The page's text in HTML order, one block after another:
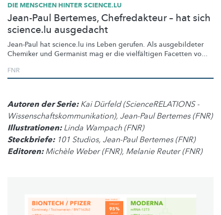
DIE MENSCHEN HINTER SCIENCE.LU
Jean-Paul Bertemes, Chefredakteur – hat sich
science.lu ausgedacht
Jean-Paul hat science.lu ins Leben gerufen. Als ausgebildeter
Chemiker und Germanist mag er die vielfältigen Facetten vo...
FNR
Autoren der Serie:Kai Dürfeld (ScienceRELATIONS -
Wissenschaftskommunikation), Jean-Paul Bertemes (FNR)
Illustrationen:Linda Wampach (FNR)
Steckbriefe:101 Studios, Jean-Paul Bertemes (FNR)
Editoren:Michèle Weber (FNR), Melanie Reuter (FNR)